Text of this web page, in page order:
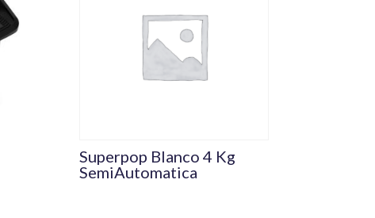
Superpop Blanco 4 Kg
SemiAutomatica